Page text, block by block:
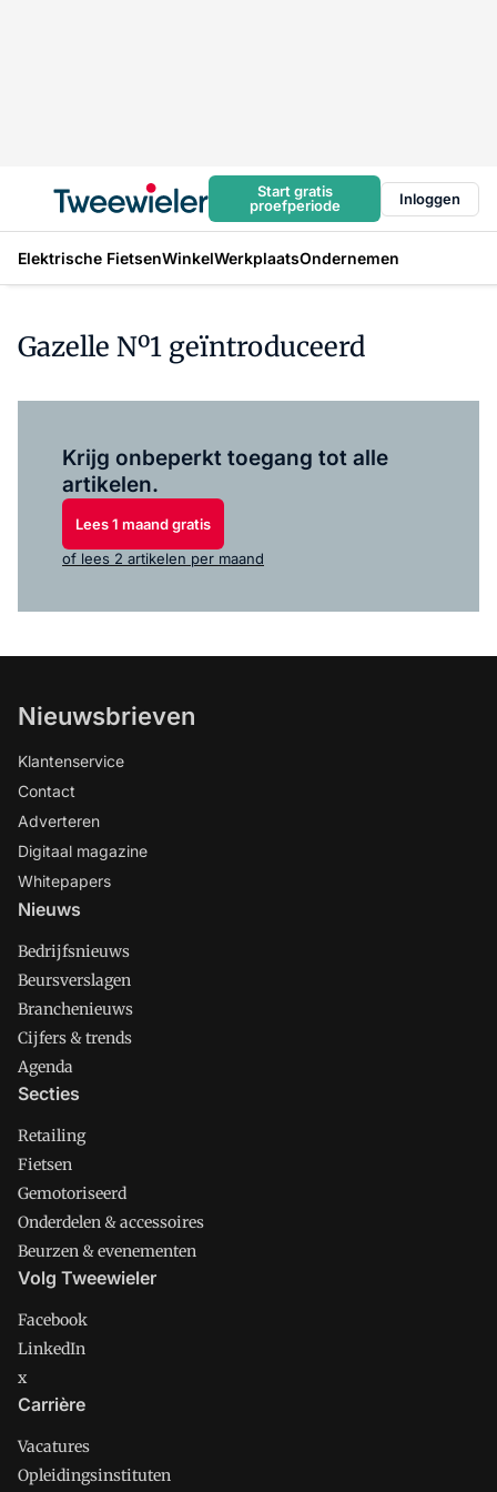
Start gratis
proefperiode
Inloggen
Elektrische FietsenWinkelWerkplaatsOndernemen
Gazelle Nº1 geïntroduceerd
Krijg onbeperkt toegang tot alle
artikelen.
Lees 1 maand gratis
of lees 2 artikelen per maand
Nieuwsbrieven
Klantenservice
Contact
Adverteren
Digitaal magazine
Whitepapers
Nieuws
Bedrijfsnieuws
Beursverslagen
Branchenieuws
Cijfers & trends
Agenda
Secties
Retailing
Fietsen
Gemotoriseerd
Onderdelen & accessoires
Beurzen & evenementen
Volg Tweewieler
Facebook
LinkedIn
x
Carrière
Vacatures
Opleidingsinstituten